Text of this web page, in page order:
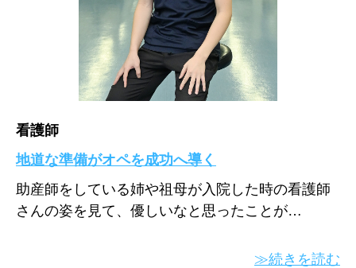
看護師
地道な準備がオペを成功へ導く
助産師をしている姉や祖母が入院した時の看護師
さんの姿を見て、優しいなと思ったことが…
≫続きを読む